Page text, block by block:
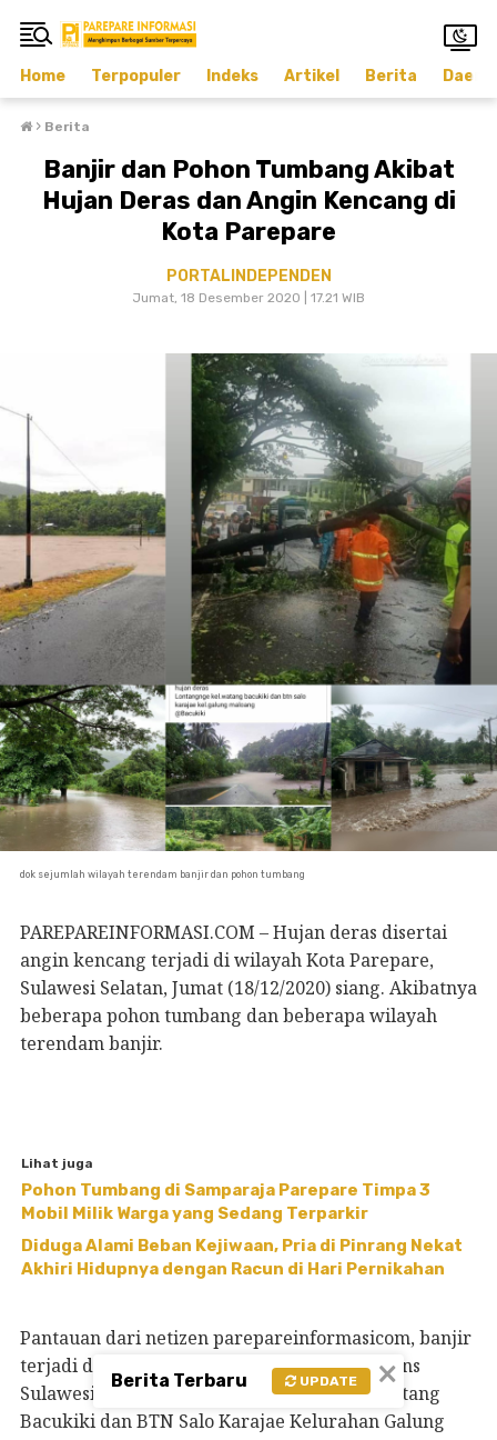
Home Terpopuler Indeks Artikel Berita
› Berita
Banjir dan Pohon Tumbang Akibat
Hujan Deras dan Angin Kencang di
Kota Parepare
PORTALINDEPENDEN
Jumat, 18 Desember 2020 | 17.21 WIB
dok sejumlah wilayah terendam banjir dan pohon tumbang
PAREPAREINFORMASI.COM – Hujan deras disertai
angin kencang terjadi di wilayah Kota Parepare,
Sulawesi Selatan, Jumat (18/12/2020) siang. Akibatnya
beberapa pohon tumbang dan beberapa wilayah
terendam banjir.
Lihat juga
Pohon Tumbang di Samparaja Parepare Timpa 3
Mobil Milik Warga yang Sedang Terparkir
Diduga Alami Beban Kejiwaan, Pria di Pinrang Nekat
Akhiri Hidupnya dengan Racun di Hari Pernikahan
Pantauan dari netizen parepareinformasicom, banjir
terjadi disejumlah titik diantaranya di Jl. Trans
Sulawesi Kecamatan Bacukiki Kelurahan Watang
Bacukiki dan BTN Salo Karajae Kelurahan Galung
×
Berita Terbaru UPDATE